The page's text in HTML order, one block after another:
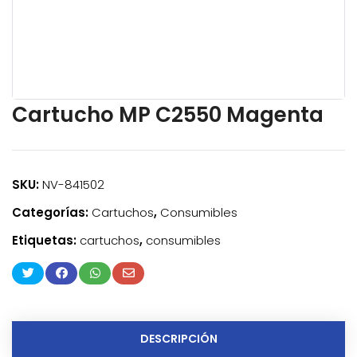
Cartucho MP C2550 Magenta
SKU:NV-841502
Categorías: Cartuchos, Consumibles
Etiquetas: cartuchos, consumibles
DESCRIPCIÓN